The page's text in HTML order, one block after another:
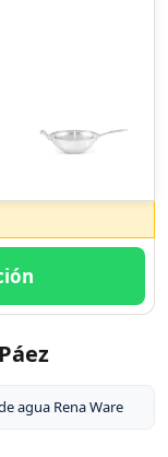
agua Rena Ware